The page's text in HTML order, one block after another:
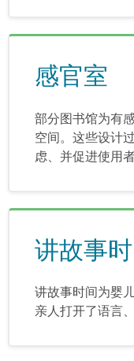
感官室
部分图书馆为有
空间。这些设计
虑、并促进使用
讲故事
讲故事时间为婴
亲人打开了语言